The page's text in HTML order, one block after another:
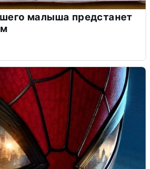
малыша предстанет